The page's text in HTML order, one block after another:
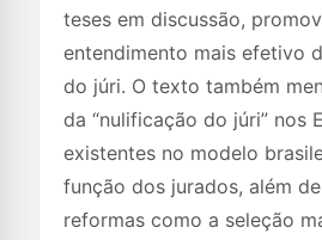
teses em discussão,
entendimento mais efetivo
do júri. O texto também
da “nulificação do júri” nos
existentes no modelo
função dos jurados, além
reformas como a seleção